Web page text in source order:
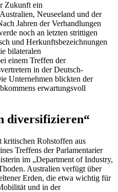
Zukunft ein
Neuseeland und der
Jahren der Verhandlungen
noch an letzten strittigen
und Herkunftsbezeichnungen
bilateralen
einem Treffen der
in der Deutsch-
Unternehmen blickten der
erwartungsvoll
diversifizieren“
kritischen Rohstoffen aus
Treffens der Parlamentarier
im „Department of Industry,
Australien verfügt über
Erden, die etwa wichtig für
und in der